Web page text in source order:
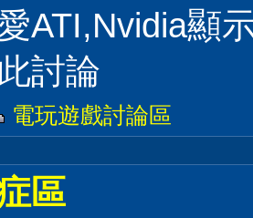
ATI,Nvidia顯
討論
電玩遊戲討論區
區